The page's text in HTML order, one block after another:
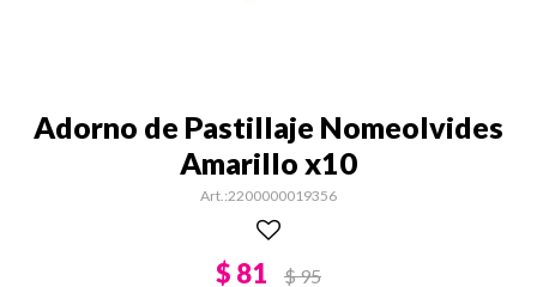
Adorno de Pastillaje Nomeolvides
Amarillo x10
2200000019356
$ 81 $95